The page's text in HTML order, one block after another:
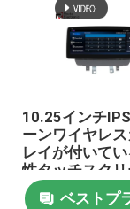
10.25インチ
ーンワイヤレ
レイが付いて
性タッチスク
ツダカーステレ
ベストプ